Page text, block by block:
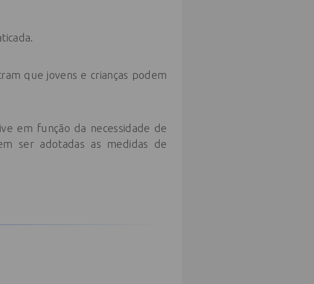
que jovens e crianças podem
em função da necessidade de
ser adotadas as medidas de